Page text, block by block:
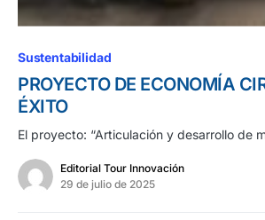
Sustentabilidad
PROYECTO DE ECONOMÍA
ÉXITO
El proyecto: “Articulación y desarrollo de
Editorial Tour Innovación
29 de julio de 2025